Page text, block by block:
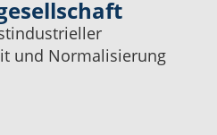
und Normalisierung